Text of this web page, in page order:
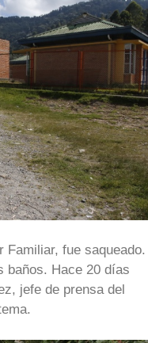
Familiar, fue saqueado.
baños. Hace 20 días
jefe de prensa del